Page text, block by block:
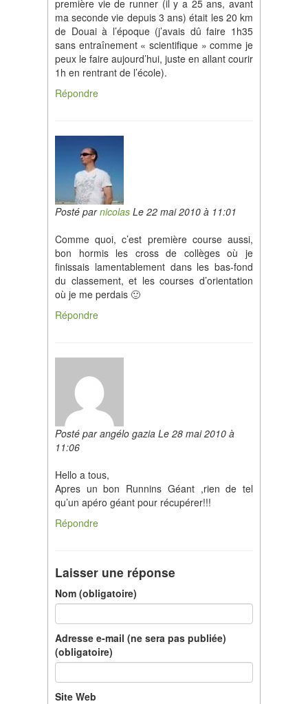
première vie de runner (il y a 25 ans, avant
ma seconde vie depuis 3 ans) était les 20 km
de Douai à l’époque (j’avais dû faire 1h35
sans entraînement « scientifique » comme je
peux le faire aujourd’hui, juste en allant courir
1h en rentrant de l’école).
Répondre
Posté parnicolas Le 22 mai 2010 à 11:01
Comme quoi, c’est première course aussi,
bon hormis les cross de collèges où je
finissais lamentablement dans les bas-fond
du classement, et les courses d’orientation
où je me perdais 🙂
Répondre
Posté par angélo gazia Le 28 mai 2010 à
11:06
Hello a tous,
Apres un bon Runnins Géant ,rien de tel
qu’un apéro géant pour récupérer!!!
Répondre
Laisser une réponse
Nom (obligatoire)
Adresse e-mail (ne sera pas publiée)
(obligatoire)
Site Web